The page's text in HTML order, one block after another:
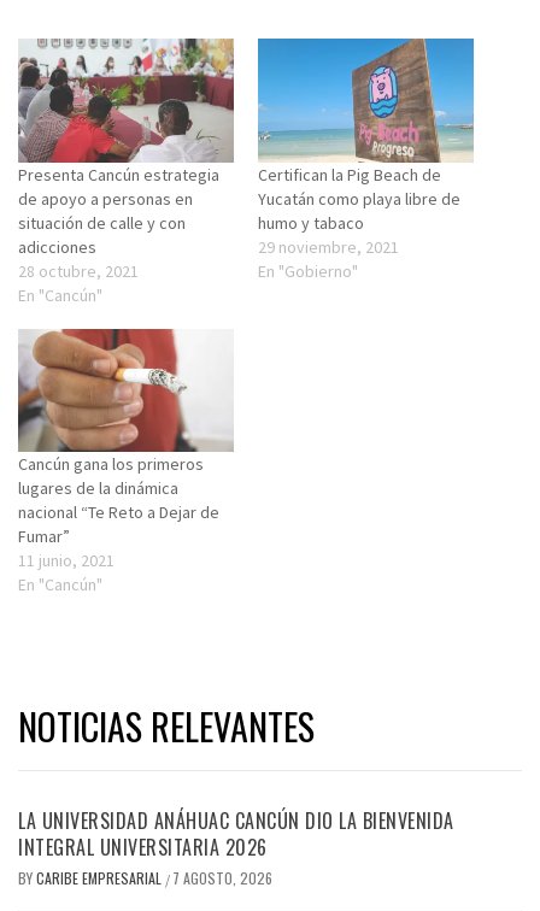
Presenta Cancún estrategia
de apoyo a personas en
situación de calle y con
adicciones
28 octubre, 2021
En "Cancún"
Certifican la Pig Beach de
Yucatán como playa libre de
humo y tabaco
29 noviembre, 2021
En "Gobierno"
Cancún gana los primeros
lugares de la dinámica
nacional “Te Reto a Dejar de
Fumar”
11 junio, 2021
En "Cancún"
NOTICIAS RELEVANTES
LA UNIVERSIDAD ANÁHUAC CANCÚN DIO LA BIENVENIDA
INTEGRAL UNIVERSITARIA 2026
BYCARIBE EMPRESARIAL / 7 AGOSTO, 2026